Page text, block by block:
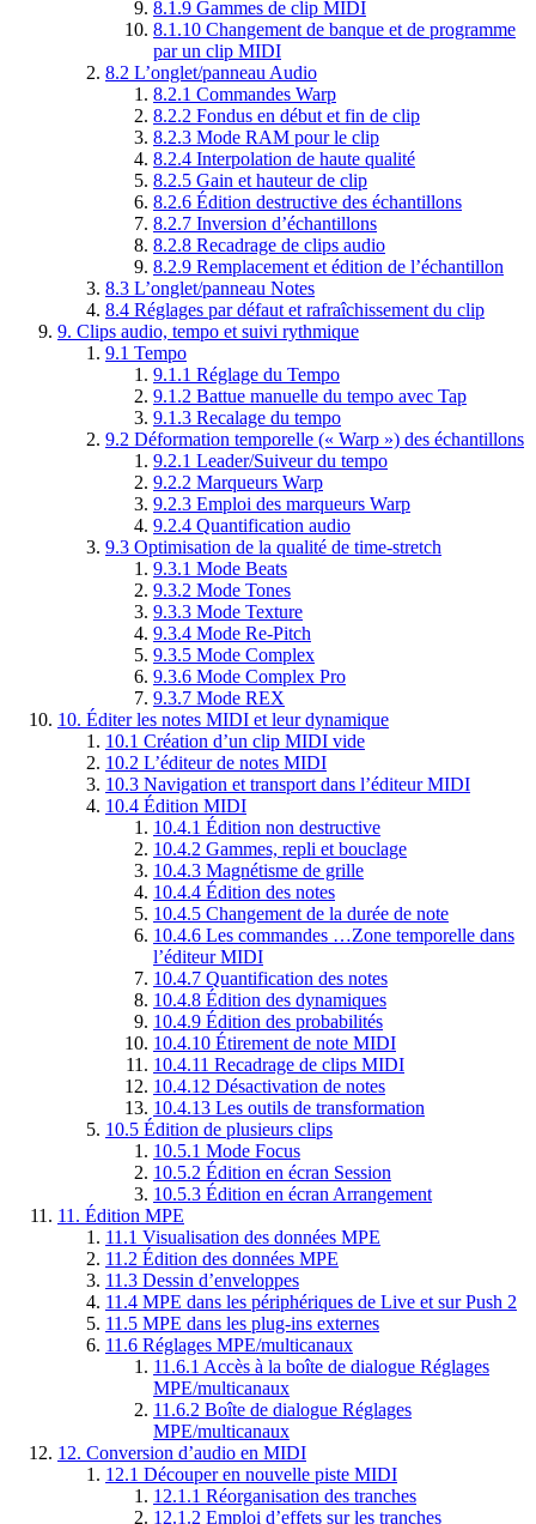
8.1.9 Gammes de clip MIDI
8.1.10 Changement de banque et de programme
par un clip MIDI
8.2 L’onglet/panneau Audio
8.2.1 Commandes Warp
8.2.2 Fondus en début et fin de clip
8.2.3 Mode RAM pour le clip
8.2.4 Interpolation de haute qualité
8.2.5 Gain et hauteur de clip
8.2.6 Édition destructive des échantillons
8.2.7 Inversion d’échantillons
8.2.8 Recadrage de clips audio
8.2.9 Remplacement et édition de l’échantillon
8.3 L’onglet/panneau Notes
8.4 Réglages par défaut et rafraîchissement du clip
9. Clips audio, tempo et suivi rythmique
9.1 Tempo
9.1.1 Réglage du Tempo
9.1.2 Battue manuelle du tempo avec Tap
9.1.3 Recalage du tempo
9.2 Déformation temporelle (« Warp ») des échantillons
9.2.1 Leader/Suiveur du tempo
9.2.2 Marqueurs Warp
9.2.3 Emploi des marqueurs Warp
9.2.4 Quantification audio
9.3 Optimisation de la qualité de time-stretch
9.3.1 Mode Beats
9.3.2 Mode Tones
9.3.3 Mode Texture
9.3.4 Mode Re-Pitch
9.3.5 Mode Complex
9.3.6 Mode Complex Pro
9.3.7 Mode REX
10. Éditer les notes MIDI et leur dynamique
10.1 Création d’un clip MIDI vide
10.2 L’éditeur de notes MIDI
10.3 Navigation et transport dans l’éditeur MIDI
10.4 Édition MIDI
10.4.1 Édition non destructive
10.4.2 Gammes, repli et bouclage
10.4.3 Magnétisme de grille
10.4.4 Édition des notes
10.4.5 Changement de la durée de note
10.4.6 Les commandes …Zone temporelle dans
l’éditeur MIDI
10.4.7 Quantification des notes
10.4.8 Édition des dynamiques
10.4.9 Édition des probabilités
10.4.10 Étirement de note MIDI
10.4.11 Recadrage de clips MIDI
10.4.12 Désactivation de notes
10.4.13 Les outils de transformation
10.5 Édition de plusieurs clips
10.5.1 Mode Focus
10.5.2 Édition en écran Session
10.5.3 Édition en écran Arrangement
11. Édition MPE
11.1 Visualisation des données MPE
11.2 Édition des données MPE
11.3 Dessin d’enveloppes
11.4 MPE dans les périphériques de Live et sur Push 2
11.5 MPE dans les plug-ins externes
11.6 Réglages MPE/multicanaux
11.6.1 Accès à la boîte de dialogue Réglages
MPE/multicanaux
11.6.2 Boîte de dialogue Réglages
MPE/multicanaux
12. Conversion d’audio en MIDI
12.1 Découper en nouvelle piste MIDI
12.1.1 Réorganisation des tranches
12.1.2 Emploi d’effets sur les tranches